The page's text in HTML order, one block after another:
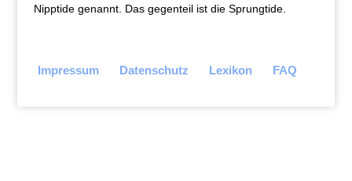
Nipptide genannt. Das gegenteil ist die Sprungtide.
Impressum Datenschutz Lexikon FAQ